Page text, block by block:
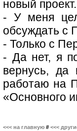
новый
- У меня
обсуждать с
- Только с
- Да нет, я
вернусь,
работаю на
«Основного
<<< на главную # <<<